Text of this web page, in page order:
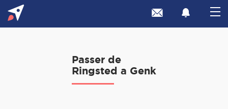
Passer de
Ringsted a Genk